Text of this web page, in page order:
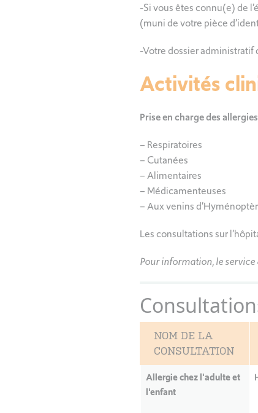
-Si vous êtes connu(e) de
(muni de votre pièce
-Votre dossier administratif
Activités
Prise en charge des
– Respiratoires
– Cutanées
– Alimentaires
– Médicamenteuses
– Aux venins
Les consultations sur
Pour information, le service
NOM DE LA
CONSULTATION
Allergie chez l'adulte et
l'enfant